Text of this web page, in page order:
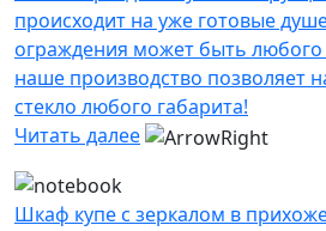
происходит на уже готовые
ограждения может быть любого
наше производство позволяет
стекло любого габарита!
Читать далее
Шкаф купе c зеркалом в